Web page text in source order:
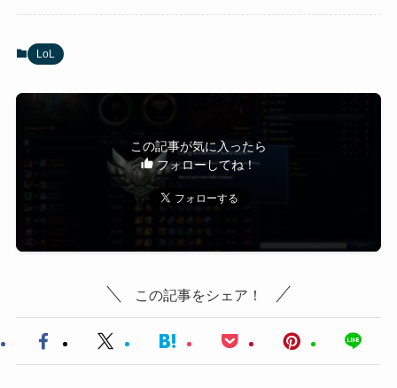
LoL
この記事が気に入ったら
フォローしてね！
この記事をシェア！